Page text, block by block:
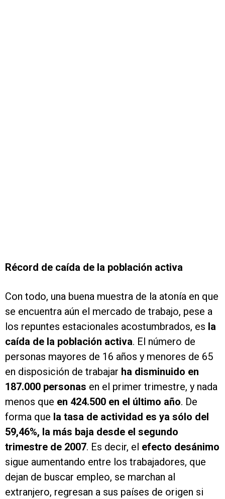
Récord de caída de la población activa
Con todo, una buena muestra de la atonía en que
se encuentra aún el mercado de trabajo, pese a
los repuntes estacionales acostumbrados, es la
caída de la población activa. El número de
personas mayores de 16 años y menores de 65
en disposición de trabajar ha disminuido en
187.000 personas en el primer trimestre, y nada
menos que en 424.500 en el último año. De
forma que la tasa de actividad es ya sólo del
59,46%, la más baja desde el segundo
trimestre de 2007. Es decir, el efecto desánimo
sigue aumentando entre los trabajadores, que
dejan de buscar empleo, se marchan al
extranjero, regresan a sus países de origen si